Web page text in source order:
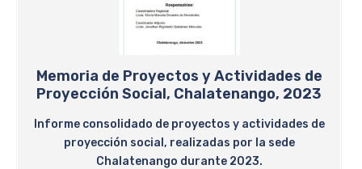
Memoria de Proyectos y Actividades de
Proyección Social, Chalatenango, 2023
Informe consolidado de proyectos y actividades de
proyección social, realizadas por la sede
Chalatenango durante 2023.